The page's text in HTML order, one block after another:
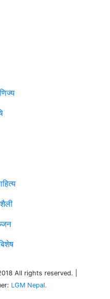
All rights reserved. |
LGM Nepal.